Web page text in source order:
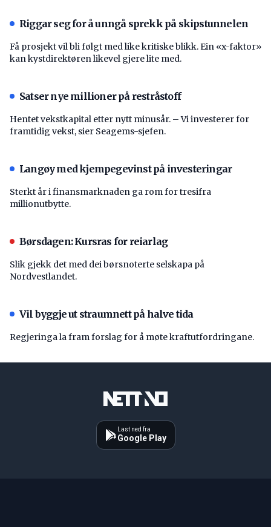
Riggar seg for å unngå sprekk på skipstunnelen
Få prosjekt vil bli følgt med like kritiske blikk. Ein «x-faktor»
kan kystdirektøren likevel gjere lite med.
Satser nye millioner på restråstoff
Hentet vekstkapital etter nytt minusår. – Vi investerer for
framtidig vekst, sier Seagems-sjefen.
Langøy med kjempegevinst på investeringar
Sterkt år i finansmarknaden ga rom for tresifra
millionutbytte.
Børsdagen: Kursras for reiarlag
Slik gjekk det med dei børsnoterte selskapa på
Nordvestlandet.
Vil byggje ut straumnett på halve tida
Regjeringa la fram forslag for å møte kraftutfordringane.
Last ned fra
Google Play